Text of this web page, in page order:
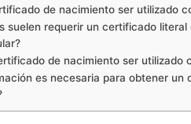
de nacimiento ser utilizado
suelen requerir un certificado
de nacimiento ser utilizado
es necesaria para obtener